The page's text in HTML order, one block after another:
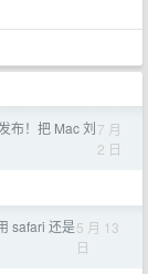
布！把 Mac 刘7 月
2 日
safari 还是5 月 13
日